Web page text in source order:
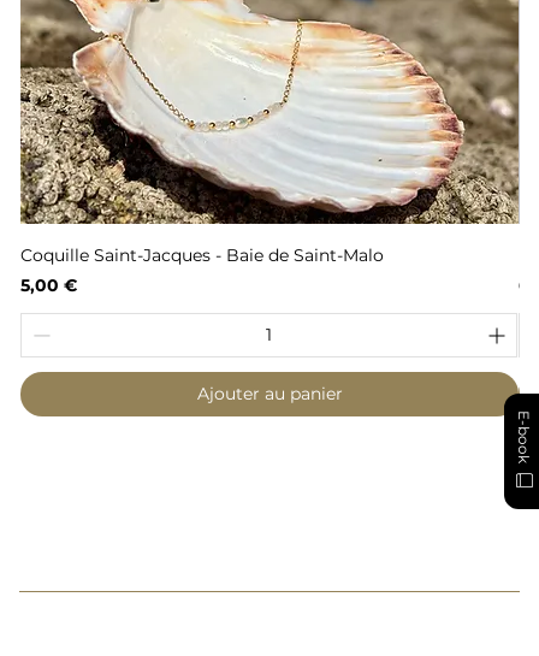
Coquille Saint-Jacques - Baie de Saint-Malo
Prix
5,00 €
Ajouter au panier
E-book